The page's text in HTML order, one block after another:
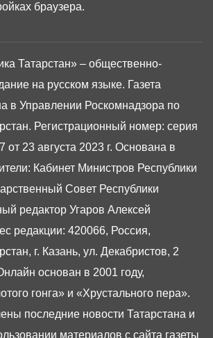
Татарстан» – общественно-
на русском языке. Газета
в Управлении Роскомнадзора по
Регистрационный номер: серия
23 августа 2023 г. Основана в
Кабинет Министров Республики
Совет Республики
редактор Угаров Алексей
редакции: 420066, Россия,
г. Казань, ул. Декабристов, 2
основан в 2001 году,
гонга» и «Хрустального пера».
последние новости Татарстана и
материалов с сайта газеты
браузера.